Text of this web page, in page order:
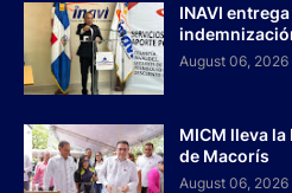
INAVI
August 06, 2026
MICM lleva la
de Macorís
August 06, 2026